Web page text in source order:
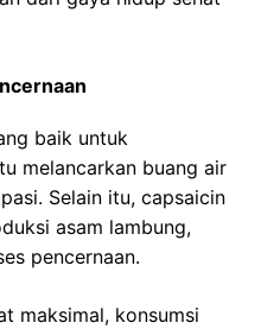
baik untuk
melancarkan buang air
Selain itu, capsaicin
asam lambung,
pencernaan.
maksimal, konsumsi